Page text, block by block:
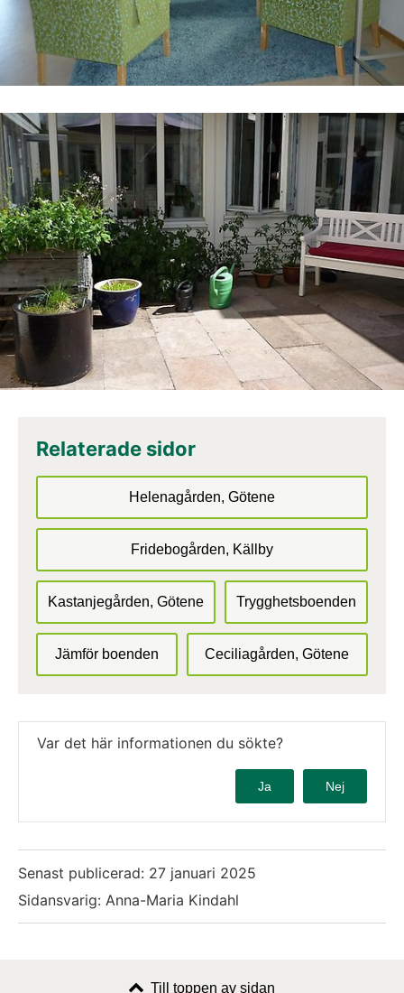
Relaterade sidor
Helenagården, Götene
Fridebogården, Källby
Kastanjegården, Götene Trygghetsboenden
Jämför boenden Ceciliagården, Götene
Var det här informationen du sökte?
Ja Nej
Senast publicerad: 27 januari 2025
Sidansvarig: Anna-Maria Kindahl
Till toppen av sidan